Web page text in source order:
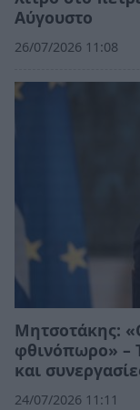
Αύγουστο
26/07/2026 11:08
Μητσοτάκης:
φθινόπωρο» –
και
24/07/2026 11:11